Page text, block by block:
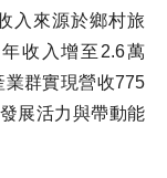
入來源於鄉村旅
收入增至2.6萬
業群實現營收775
展活力與帶動能